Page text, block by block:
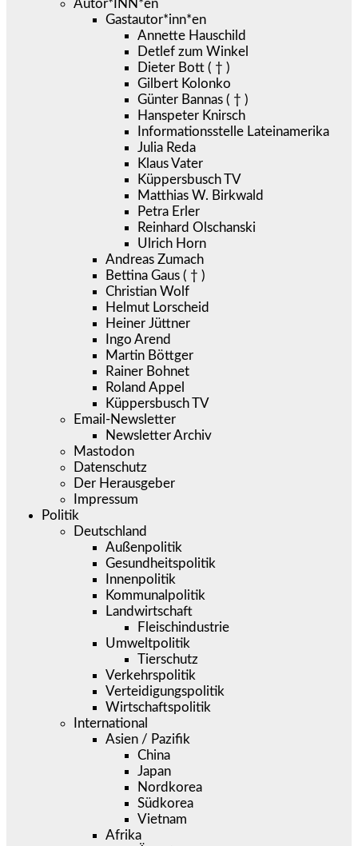
Autor*INN*en
Gastautor*inn*en
Annette Hauschild
Detlef zum Winkel
Dieter Bott ( † )
Gilbert Kolonko
Günter Bannas ( † )
Hanspeter Knirsch
Informationsstelle Lateinamerika
Julia Reda
Klaus Vater
Küppersbusch TV
Matthias W. Birkwald
Petra Erler
Reinhard Olschanski
Ulrich Horn
Andreas Zumach
Bettina Gaus ( † )
Christian Wolf
Helmut Lorscheid
Heiner Jüttner
Ingo Arend
Martin Böttger
Rainer Bohnet
Roland Appel
Küppersbusch TV
Email-Newsletter
Newsletter Archiv
Mastodon
Datenschutz
Der Herausgeber
Impressum
Politik
Deutschland
Außenpolitik
Gesundheitspolitik
Innenpolitik
Kommunalpolitik
Landwirtschaft
Fleischindustrie
Umweltpolitik
Tierschutz
Verkehrspolitik
Verteidigungspolitik
Wirtschaftspolitik
International
Asien / Pazifik
China
Japan
Nordkorea
Südkorea
Vietnam
Afrika